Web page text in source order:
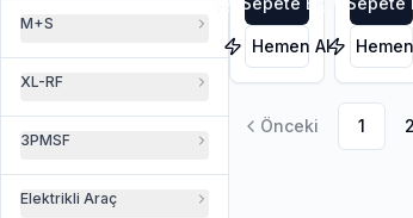
M+S
XL-RF
3PMSF
Elektrikli Araç
Hemen Al
Önceki 1 2